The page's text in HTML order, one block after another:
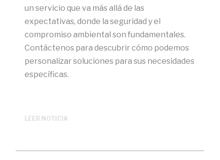
un servicio que va más allá de las
expectativas, donde la seguridad y el
compromiso ambiental son fundamentales.
Contáctenos para descubrir cómo podemos
personalizar soluciones para sus necesidades
específicas.
LEER NOTICIA